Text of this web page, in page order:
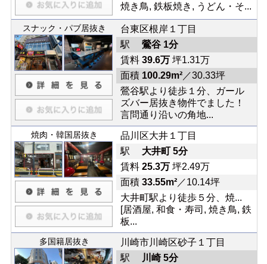
焼き鳥, 鉄板焼き, うどん・そ...
スナック・パブ居抜き
台東区根岸１丁目
駅 鶯谷 1分
賃料 39.6万坪1.31万
面積 100.29m²／30.33坪
鶯谷駅より徒歩１分、ガール
ズバー居抜き物件でました！
言問通り沿いの角地...
焼肉・韓国居抜き
品川区大井１丁目
駅 大井町 5分
賃料 25.3万坪2.49万
面積 33.55m²／10.14坪
大井町駅より徒歩５分、焼...
[居酒屋, 和食・寿司, 焼き鳥, 鉄
板...
多国籍居抜き
川崎市川崎区砂子１丁目
駅
川崎 5分